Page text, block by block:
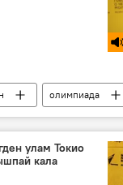
олимпиада
Спорт
2024
улам Токио
кала